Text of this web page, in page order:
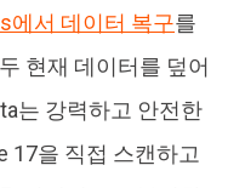
에서 데이터 복구를
현재 데이터를 덮어
는 강력하고 안전한
17을 직접 스캔하고